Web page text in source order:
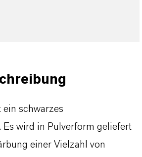
ein schwarzes
Es wird in Pulverform geliefert
einer Vielzahl von